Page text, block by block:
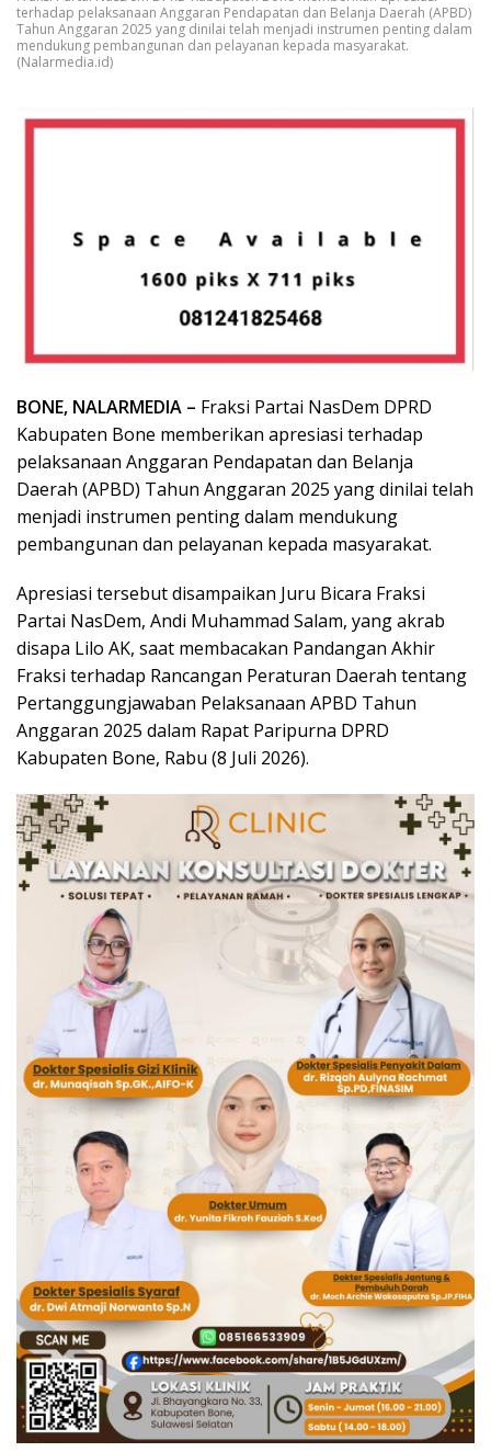
terhadap pelaksanaan Anggaran Pendapatan dan Belanja Daerah (APBD)
Tahun Anggaran 2025 yang dinilai telah menjadi instrumen penting dalam
mendukung pembangunan dan pelayanan kepada masyarakat.
(Nalarmedia.id)
BONE, NALARMEDIA – Fraksi Partai NasDem DPRD
Kabupaten Bone memberikan apresiasi terhadap
pelaksanaan Anggaran Pendapatan dan Belanja
Daerah (APBD) Tahun Anggaran 2025 yang dinilai telah
menjadi instrumen penting dalam mendukung
pembangunan dan pelayanan kepada masyarakat.
Apresiasi tersebut disampaikan Juru Bicara Fraksi
Partai NasDem, Andi Muhammad Salam, yang akrab
disapa Lilo AK, saat membacakan Pandangan Akhir
Fraksi terhadap Rancangan Peraturan Daerah tentang
Pertanggungjawaban Pelaksanaan APBD Tahun
Anggaran 2025 dalam Rapat Paripurna DPRD
Kabupaten Bone, Rabu (8 Juli 2026).